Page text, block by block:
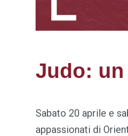
Judo:
Sabato 20 aprile e
appassionati di